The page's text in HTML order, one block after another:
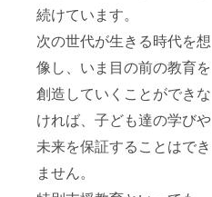
続けています。
次の世代が生きる時代を想
像し、いま目の前の教育を
創造していくことができな
ければ、子ども達の学びや
未来を保証することはでき
ません。